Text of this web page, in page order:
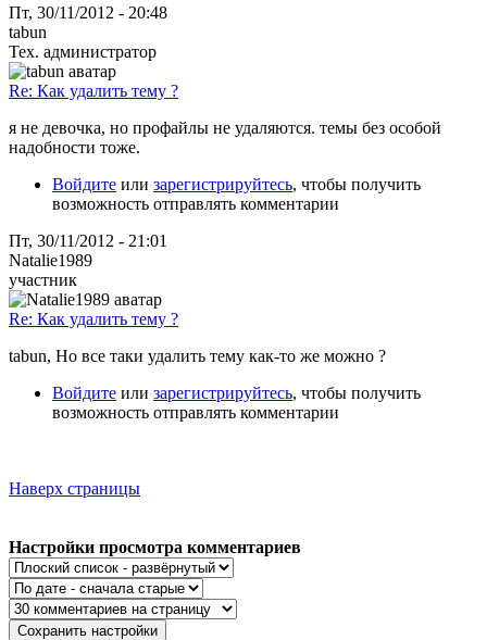
Пт, 30/11/2012 - 20:48
tabun
Тех. администратор
Re: Как удалить тему ?
я не девочка, но профайлы не удаляются. темы без особой
надобности тоже.
Войдите или зарегистрируйтесь, чтобы получить
возможность отправлять комментарии
Пт, 30/11/2012 - 21:01
Natalie1989
участник
Re: Как удалить тему ?
tabun, Но все таки удалить тему как-то же можно ?
Войдите или зарегистрируйтесь, чтобы получить
возможность отправлять комментарии
Наверх страницы
Настройки просмотра комментариев